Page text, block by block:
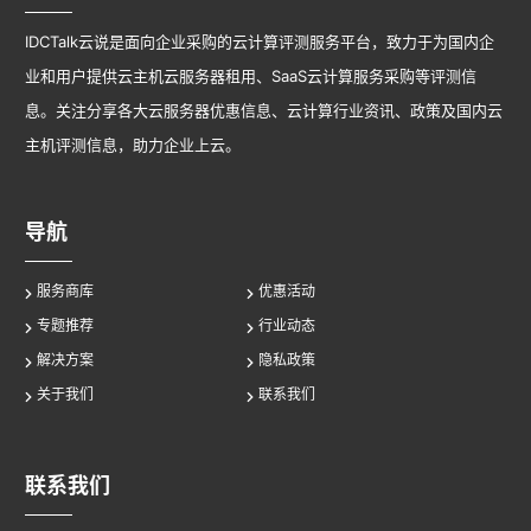
IDCTalk云说是面向企业采购的云计算评测服务平台，致力于为国内企
业和用户提供云主机云服务器租用、SaaS云计算服务采购等评测信
息。关注分享各大云服务器优惠信息、云计算行业资讯、政策及国内云
主机评测信息，助力企业上云。
导航
服务商库
优惠活动
专题推荐
行业动态
解决方案
隐私政策
关于我们
联系我们
联系我们